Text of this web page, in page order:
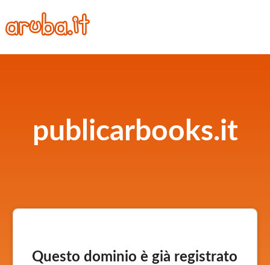
publicarbooks.it
Questo dominio è già registrato